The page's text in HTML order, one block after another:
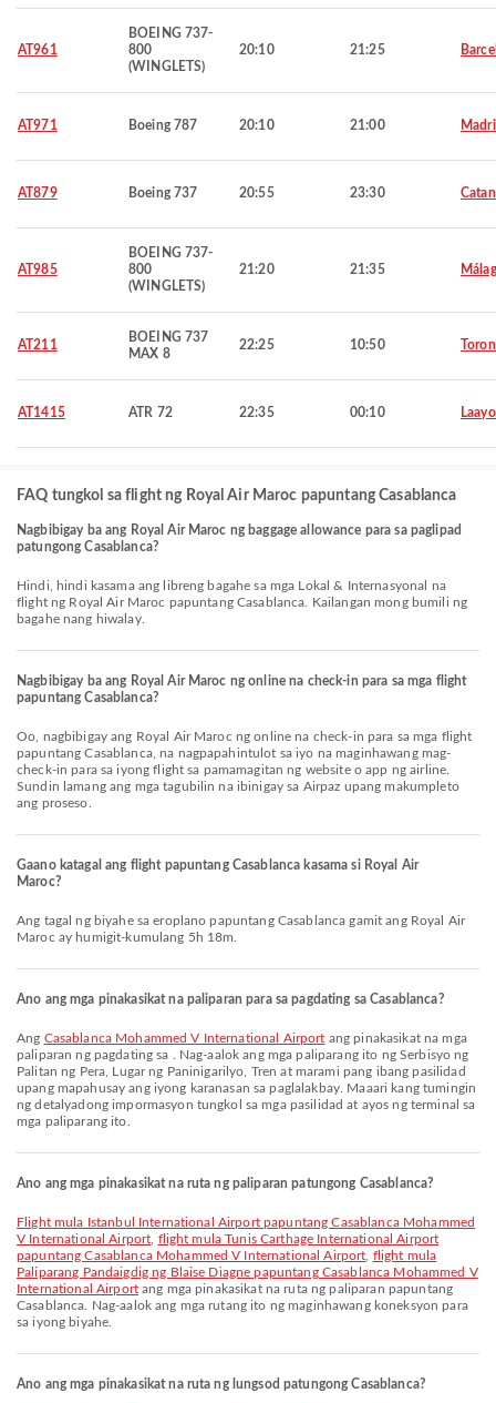
AT961
BOEING 737-
800
(WINGLETS)
20:10 21:25
AT971 Boeing 787 20:10 21:00
AT879 Boeing 737 20:55 23:30
AT985
BOEING 737-
800
(WINGLETS)
21:20 21:35
AT211
BOEING 737
MAX 8
22:25 10:50
AT1415 ATR 72 22:35 00:10
FAQ tungkol sa flight ng Royal Air Maroc papuntang Casablanca
Nagbibigay ba ang Royal Air Maroc ng baggage allowance para sa paglipad
patungong Casablanca?
Hindi, hindi kasama ang libreng bagahe sa mga Lokal & Internasyonal na
flight ng Royal Air Maroc papuntang Casablanca. Kailangan mong bumili ng
bagahe nang hiwalay.
Nagbibigay ba ang Royal Air Maroc ng online na check-in para sa mga flight
papuntang Casablanca?
Oo, nagbibigay ang Royal Air Maroc ng online na check-in para sa mga flight
papuntang Casablanca, na nagpapahintulot sa iyo na maginhawang mag-
check-in para sa iyong flight sa pamamagitan ng website o app ng airline.
Sundin lamang ang mga tagubilin na ibinigay sa Airpaz upang makumpleto
ang proseso.
Gaano katagal ang flight papuntang Casablanca kasama si Royal Air
Maroc?
Ang tagal ng biyahe sa eroplano papuntang Casablanca gamit ang Royal Air
Maroc ay humigit-kumulang 5h 18m.
Ano ang mga pinakasikat na paliparan para sa pagdating sa Casablanca?
Ang Casablanca Mohammed V International Airport ang pinakasikat na mga
paliparan ng pagdating sa . Nag-aalok ang mga paliparang ito ng Serbisyo ng
Palitan ng Pera, Lugar ng Paninigarilyo, Tren at marami pang ibang pasilidad
upang mapahusay ang iyong karanasan sa paglalakbay. Maaari kang tumingin
ng detalyadong impormasyon tungkol sa mga pasilidad at ayos ng terminal sa
mga paliparang ito.
Ano ang mga pinakasikat na ruta ng paliparan patungong Casablanca?
flight mula Istanbul International Airport papuntang Casablanca Mohammed
V International Airport flight mula Tunis Carthage International Airport
papuntang Casablanca Mohammed V International Airport flight mula
Paliparang Pandaigdig ng Blaise Diagne papuntang Casablanca Mohammed V
International Airportang mga pinakasikat na ruta ng paliparan papuntang
Casablanca. Nag-aalok ang mga rutang ito ng maginhawang koneksyon para
sa iyong biyahe.
Ano ang mga pinakasikat na ruta ng lungsod patungong Casablanca?